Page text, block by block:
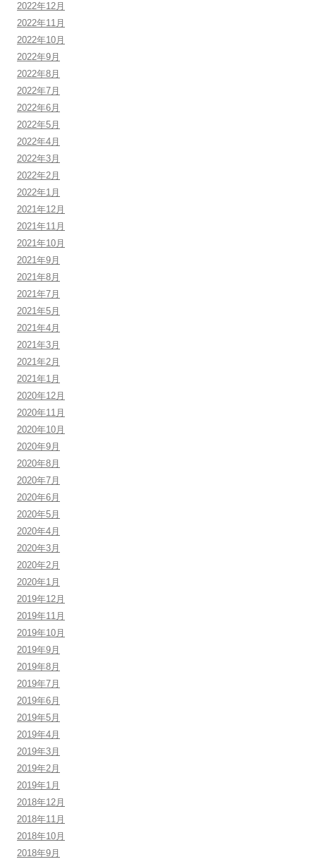
2022年12月
2022年11月
2022年10月
2022年9月
2022年8月
2022年7月
2022年6月
2022年5月
2022年4月
2022年3月
2022年2月
2022年1月
2021年12月
2021年11月
2021年10月
2021年9月
2021年8月
2021年7月
2021年5月
2021年4月
2021年3月
2021年2月
2021年1月
2020年12月
2020年11月
2020年10月
2020年9月
2020年8月
2020年7月
2020年6月
2020年5月
2020年4月
2020年3月
2020年2月
2020年1月
2019年12月
2019年11月
2019年10月
2019年9月
2019年8月
2019年7月
2019年6月
2019年5月
2019年4月
2019年3月
2019年2月
2019年1月
2018年12月
2018年11月
2018年10月
2018年9月